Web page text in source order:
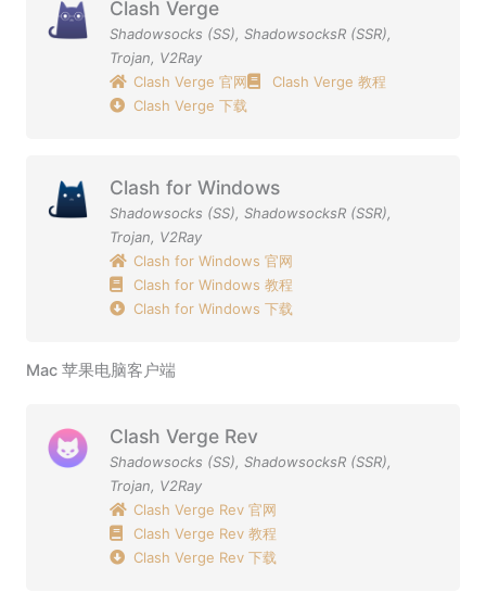
Clash Verge
Shadowsocks (SS), ShadowsocksR (SSR),
Trojan, V2Ray
Clash Verge 官网
Clash Verge 教程
Clash Verge 下载
Clash for Windows
Shadowsocks (SS), ShadowsocksR (SSR),
Trojan, V2Ray
Clash for Windows 官网
Clash for Windows 教程
Clash for Windows 下载
Mac 苹果电脑客户端
Clash Verge Rev
Shadowsocks (SS), ShadowsocksR (SSR),
Trojan, V2Ray
Clash Verge Rev 官网
Clash Verge Rev 教程
Clash Verge Rev 下载